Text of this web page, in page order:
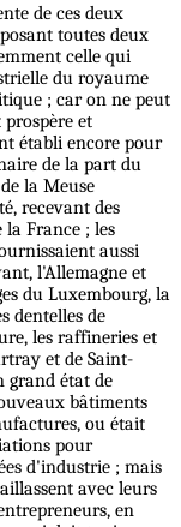
de ces deux
toutes deux
celle qui
du royaume
; car on ne peut
et
établi encore pour
de la part du
la Meuse
recevant des
la France ; les
aussi
l'Allemagne et
du Luxembourg, la
dentelles de
les raffineries et
et de Saint-
grand état de
bâtiments
ou était
pour
d'industrie ; mais
avec leurs
en